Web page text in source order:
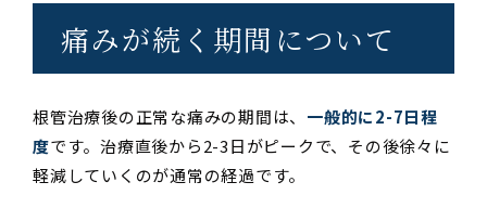
痛みが続く期間について
根管治療後の正常な痛みの期間は、 一般的に2-7日程
度です。治療直後から2-3日がピークで、その後徐々に
軽減していくのが通常の経過です。